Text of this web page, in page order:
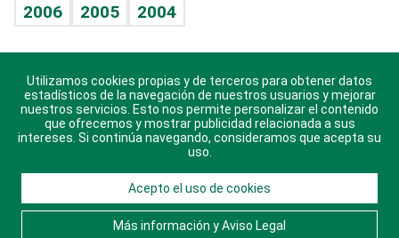
Sin complejos
En pocas palabras
Escuchando al corazón
Economía Personal
2006
2005 2004
Descarga nuestras aplicaciones para Android, iOS y
sistema Huawei.
© 2021 Diario Libre, todos los derechos reservados.
Consulta elAviso Legal. Ponte en Contacto
Utilizamos cookies propias y de terceros para obtener datos
estadísticos de la navegación de nuestros usuarios y mejorar
nuestros servicios. Esto nos permite personalizar el contenido
que ofrecemos y mostrar publicidad relacionada a sus
intereses. Si continúa navegando, consideramos que acepta su
uso.
Acepto el uso de cookies
Más información y Aviso Legal